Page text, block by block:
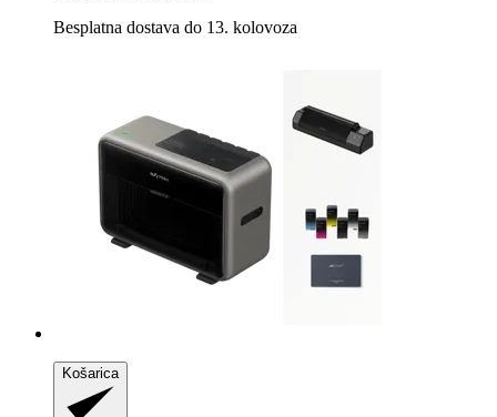
Besplatna dostava do 13. kolovoza
Košarica